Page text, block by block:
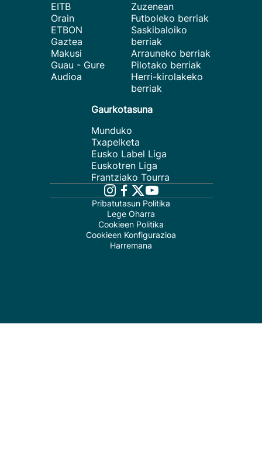
EITB
Orain
ETBON
Gaztea
Makusi
Guau - Gure
Audioa
Zuzenean
Futboleko berriak
Saskibaloiko
berriak
Arrauneko berriak
Pilotako berriak
Herri-kirolakeko
berriak
Gaurkotasuna
Munduko
Txapelketa
Eusko Label Liga
Euskotren Liga
Frantziako Tourra
Pribatutasun Politika
Lege Oharra
Cookieen Politika
Cookieen Konfigurazioa
Harremana